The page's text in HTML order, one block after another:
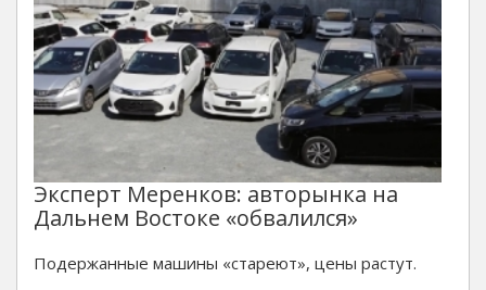
Эксперт Меренков: авторынка на
Дальнем Востоке «обвалился»
Подержанные машины «стареют», цены растут.